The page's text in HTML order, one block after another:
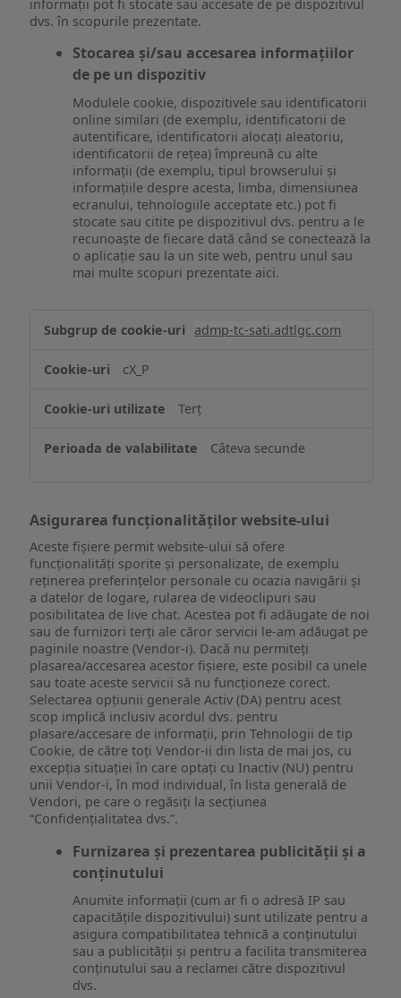
informații pot fi stocate sau accesate de pe dispozitivul
dvs. în scopurile prezentate.
Stocarea și/sau accesarea informațiilor
de pe un dispozitiv
Modulele cookie, dispozitivele sau identificatorii
online similari (de exemplu, identificatorii de
autentificare, identificatorii alocați aleatoriu,
identificatorii de rețea) împreună cu alte
informații (de exemplu, tipul browserului și
informațiile despre acesta, limba, dimensiunea
ecranului, tehnologiile acceptate etc.) pot fi
stocate sau citite pe dispozitivul dvs. pentru a le
recunoaște de fiecare dată când se conectează la
o aplicație sau la un site web, pentru unul sau
mai multe scopuri prezentate aici.
și/sau
informațiilor
pe
dispozitiv
admp-tc-sati.adtlgc.com
cX_P
Terț
Câteva secunde
Asigurarea funcționalităților website-ului
Aceste fișiere permit website-ului să ofere
funcționalități sporite și personalizate, de exemplu
reţinerea preferinţelor personale cu ocazia navigării și
a datelor de logare, rularea de videoclipuri sau
posibilitatea de live chat. Acestea pot fi adăugate de noi
sau de furnizori terți ale căror servicii le-am adăugat pe
paginile noastre (Vendor-i). Dacă nu permiteți
plasarea/accesarea acestor fișiere, este posibil ca unele
sau toate aceste servicii să nu funcționeze corect.
Selectarea opțiunii generale Activ (DA) pentru acest
scop implică inclusiv acordul dvs. pentru
plasare/accesare de informații, prin Tehnologii de tip
Cookie, de către toți Vendor-ii din lista de mai jos, cu
excepția situației în care optați cu Inactiv (NU) pentru
unii Vendor-i, în mod individual, în lista generală de
Vendori, pe care o regăsiți la secțiunea
“Confidențialitatea dvs.”.
Furnizarea și prezentarea publicității și a
conținutului
Anumite informații (cum ar fi o adresă IP sau
capacitățile dispozitivului) sunt utilizate pentru a
asigura compatibilitatea tehnică a conținutului
sau a publicității și pentru a facilita transmiterea
conținutului sau a reclamei către dispozitivul
dvs.